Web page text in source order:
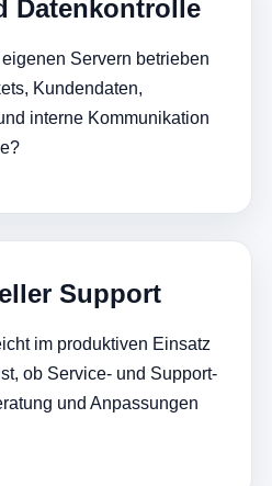
Datenkontrolle
Servern betrieben
Kundendaten,
interne Kommunikation
Support
im produktiven Einsatz
ob Service- und Support-
und Anpassungen